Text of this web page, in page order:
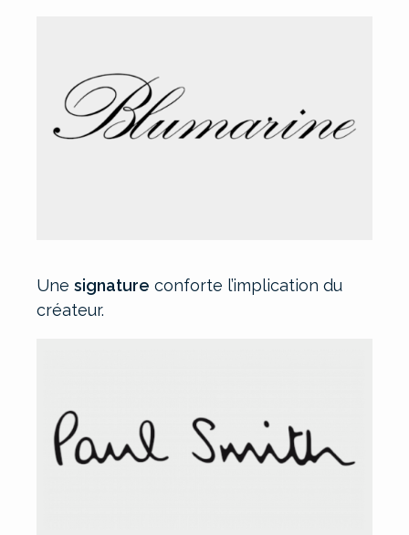
Unesignature conforte l’implication du
créateur.